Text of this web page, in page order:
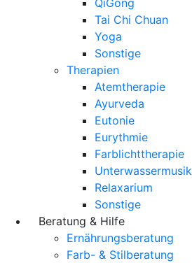
Tai Chi Chuan
Yoga
Sonstige
Therapien
Atemtherapie
Ayurveda
Eutonie
Eurythmie
Farblichttherapie
Unterwassermusik
Relaxarium
Sonstige
Beratung & Hilfe
Ernährungsberatung
Farb- & Stilberatung